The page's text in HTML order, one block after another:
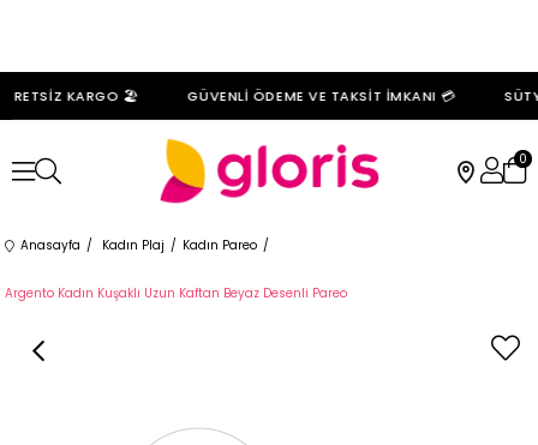
KARGO 🏖️ GÜVENLİ ÖDEME VE TAKSİT İMKANI 💳
0
Anasayfa Kadın Plaj Kadın Pareo
Argento Kadın Kuşaklı Uzun Kaftan Beyaz Desenli Pareo